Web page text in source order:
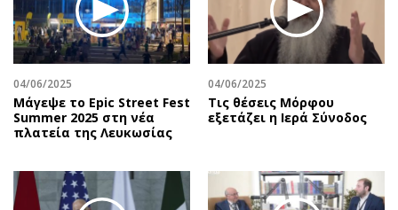
04/06/2025
Μάγεψε το Epic Street Fest
Summer 2025 στη νέα
πλατεία της Λευκωσίας
04/06/2025
Τις θέσεις Μόρφου
εξετάζει η Ιερά Σύνοδος